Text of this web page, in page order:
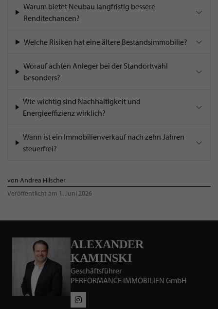
Warum bietet Neubau langfristig bessere
Renditechancen?
Welche Risiken hat eine ältere Bestandsimmobilie?
Worauf achten Anleger bei der Standortwahl
besonders?
Wie wichtig sind Nachhaltigkeit und
Energieeffizienz wirklich?
Wann ist ein Immobilienverkauf nach zehn Jahren
steuerfrei?
von Andrea Hilscher
Veröffentlicht am 1. Juni 2026
ALEXANDER
KAMINSKI
Geschäftsführer
PERFORMANCE IMMOBILIEN GmbH
Social Media Profile